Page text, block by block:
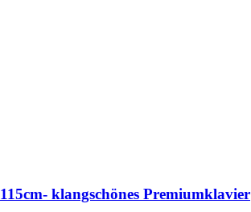
klangschönes Premiumklavier